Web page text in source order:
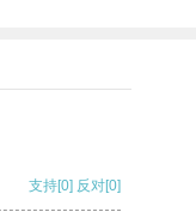
支持[0] 反对[0]